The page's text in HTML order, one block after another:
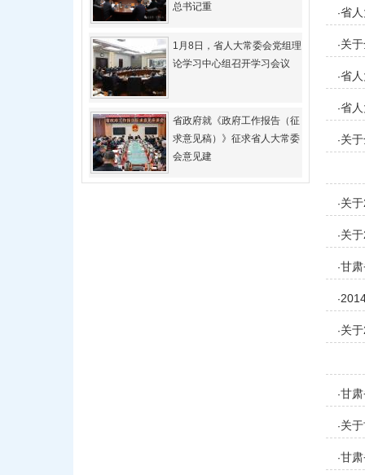
总书记重
1月8日，省人大常委会党组理
论学习中心组召开学习会议
省政府就《政府工作报告（征
求意见稿）》征求省人大常委
会意见建
·省
·关
·省
·省
·关
·关
·关
·甘
面）
·
·关
·甘
·关
·甘